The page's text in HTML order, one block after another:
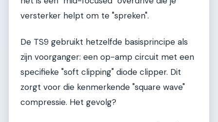
versterker helpt om te "spreken".
De TS9 gebruikt hetzelfde basisprincipe als
zijn voorganger: een op-amp circuit met een
specifieke "soft clipping" diode clipper. Dit
zorgt voor die kenmerkende "square wave"
compressie. Het gevolg?